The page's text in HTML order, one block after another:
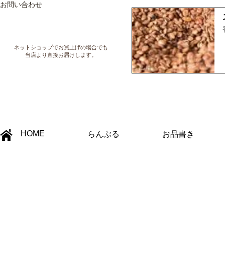
お問い合わせ
ネットショップでお買上げの場合でも
当店より直接お届けします。
HOME らんぶる お品書き